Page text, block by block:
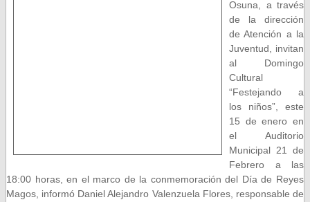
Osuna, a través
de la dirección
de Atención a la
Juventud, invitan
al Domingo
Cultural
“Festejando a
los niños”, este
15 de enero en
el Auditorio
Municipal 21 de
Febrero a las
18:00 horas, en el marco de la conmemoración del Día de Reyes
Magos, informó Daniel Alejandro Valenzuela Flores, responsable de